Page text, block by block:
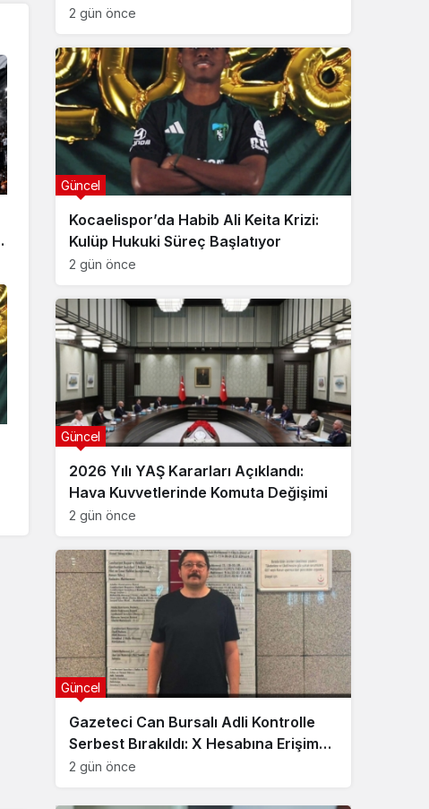
2 gün önce
Kocaelispor’da Habib Ali Keita Krizi:
Kulüp Hukuki Süreç Başlatıyor
2 gün önce
Güncel
2026 Yılı YAŞ Kararları Açıklandı:
Hava Kuvvetlerinde Komuta Değişimi
2 gün önce
Güncel
Gazeteci Can Bursalı Adli Kontrolle
Serbest Bırakıldı: X Hesabına Erişim
Engeli Getirildi
2 gün önce
Güncel